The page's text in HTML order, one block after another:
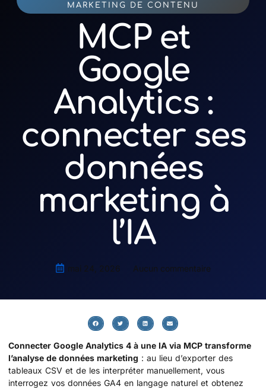
MARKETING DE CONTENU
MCP et
Google
Analytics :
connecter ses
données
marketing à
l’IA
mai 24, 2026 Aucun commentaire
Connecter Google Analytics 4 à une IA via MCP transforme
l’analyse de données marketing : au lieu d’exporter des
tableaux CSV et de les interpréter manuellement, vous
interrogez vos données GA4 en langage naturel et obtenez